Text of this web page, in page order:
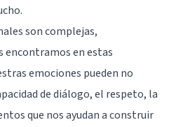
son complejas,
encontramos en estas
emociones pueden no
de diálogo, el respeto, la
que nos ayudan a construir